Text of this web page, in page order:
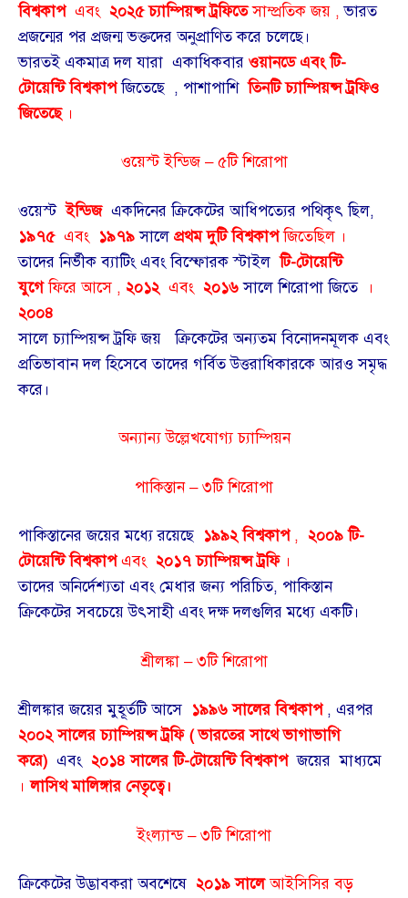
বিশ্বকাপএবং ২০২৫ চ্যাম্পিয়ন্স ট্রফিতেসাম্প্রতিক জয় ,ভারত
প্রজন্মের পর প্রজন্ম ভক্তদের অনুপ্রাণিত করে চলেছে।
ভারতই একমাত্র দল যারা একাধিকবার ওয়ানডে এবং টি-
টোয়েন্টি বিশ্বকাপজিতেছে , পাশাপাশিতিনটি চ্যাম্পিয়ন্সট্রফিও
জিতেছে।
ওয়েস্ট ইন্ডিজ – ৫টি শিরোপা
ওয়েস্টইন্ডিজএকদিনের ক্রিকেটের আধিপত্যের পথিকৃৎ ছিল,
১৯৭৫এবং ১৯৭৯সালে প্রথম দুটি বিশ্বকাপজিতেছিল ।
তাদের নির্ভীক ব্যাটিং এবং বিস্ফোরক স্টাইলটি-টোয়েন্টি
যুগেফিরে আসে , ২০১২ এবং ২০১৬সালে শিরোপা জিতে
।
২০০৪
সালে চ্যাম্পিয়ন্স ট্রফি জয়
ক্রিকেটের অন্যতম বিনোদনমূলক এবং
প্রতিভাবান দল হিসেবে তাদের গর্বিত উত্তরাধিকারকে আরও সমৃদ্ধ
করে।
অন্যান্য উল্লেখযোগ্য চ্যাম্পিয়ন
পাকিস্তান – ৩টি শিরোপা
পাকিস্তানের জয়ের মধ্যে রয়েছে ১৯৯২ বিশ্বকাপ, ২০০৯ টি-
টোয়েন্টি বিশ্বকাপএবং ২০১৭ চ্যাম্পিয়ন্স ট্রফি।
তাদের অনির্দেশ্যতা এবং মেধার জন্য পরিচিত, পাকিস্তান
ক্রিকেটের সবচেয়ে উৎসাহী এবং দক্ষ দলগুলির মধ্যে একটি।
শ্রীলঙ্কা – ৩টি শিরোপা
শ্রীলঙ্কার জয়ের মুহূর্তটি আসে ১৯৯৬ সালের বিশ্বকাপ, এরপর
২০০২ সালের চ্যাম্পিয়ন্স ট্রফি (ভারতের সাথে ভাগাভাগি
করে) এবং ২০১৪ সালের টি-টোয়েন্টি বিশ্বকাপজয়ের মাধ্যমে
।লাসিথ মালিঙ্গার নেতৃত্বে।
ইংল্যান্ড – ৩টি শিরোপা
ক্রিকেটের উদ্ভাবকরা অবশেষে ২০১৯ সালেআইসিসির বড়